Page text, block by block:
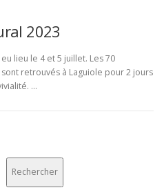
2023
eu lieu le 4 et 5 juillet. Les 70
retrouvés à Laguiole pour 2 jours
…
Rechercher